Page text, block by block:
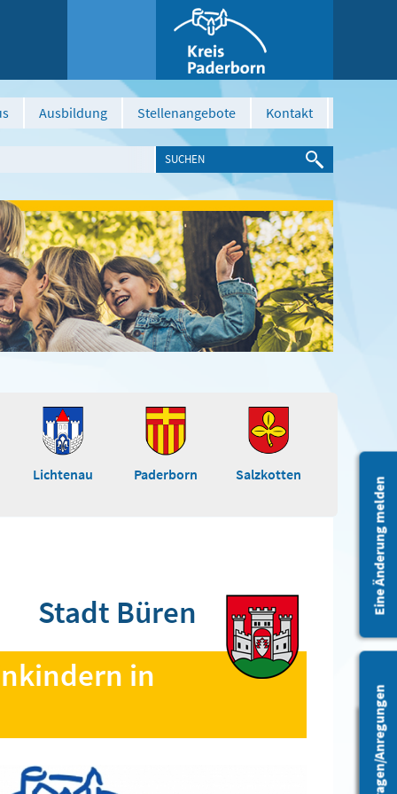
Barrierefreiheit
Ausbildung Stellenangebote Kontakt
Eine Änderung melden
Fragen/Anregungen
Lichtenau Paderborn Salzkotten
Stadt Büren
in